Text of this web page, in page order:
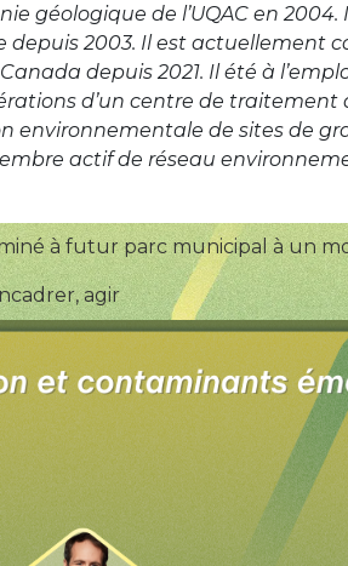
géologique de l’UQAC en
2003. Il est actuellement
depuis 2021. Il été à
d’un centre de traitement
de sites de
actif de réseau
à futur parc municipal à un
agir